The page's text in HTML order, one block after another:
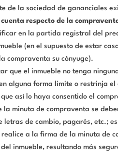
de la sociedad de gananciales
respecto de la
en la partida registral del
(en el supuesto de estar
compraventa su cónyuge).
que el inmueble no tenga
alguna forma limite o restrinja
así lo haya consentido el
la minuta de compraventa se
letras de cambio, pagarés, etc.;
a la firma de la minuta de
inmueble, resultando más